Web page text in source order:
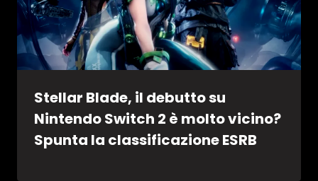
Stellar Blade, il debutto su
Nintendo Switch 2 è molto vicino?
Spunta la classificazione ESRB